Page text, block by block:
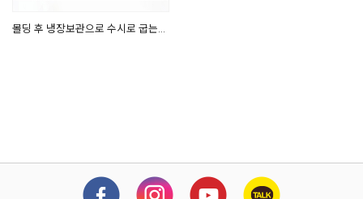
몰딩 후 냉장보관으로 수시로 굽는